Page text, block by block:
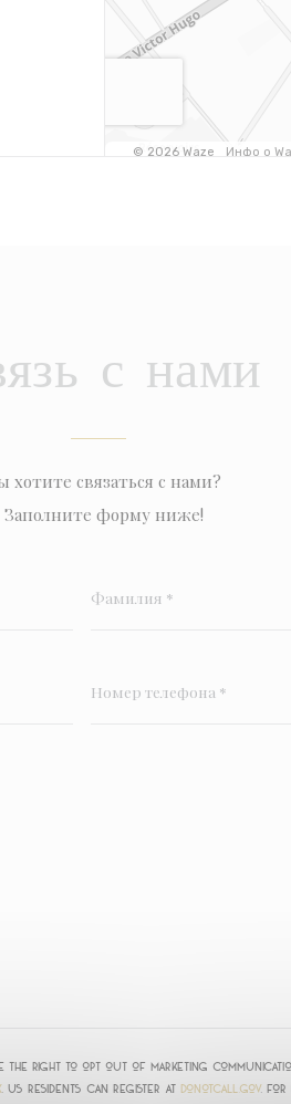
с нами
хотите связаться с нами?
Заполните форму ниже!
the right to opt out of marketing
. US residents can register at donotcall.gov. For